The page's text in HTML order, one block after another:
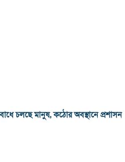
চলছে মানুষ, কঠোর অবস্থানে প্রশাসন